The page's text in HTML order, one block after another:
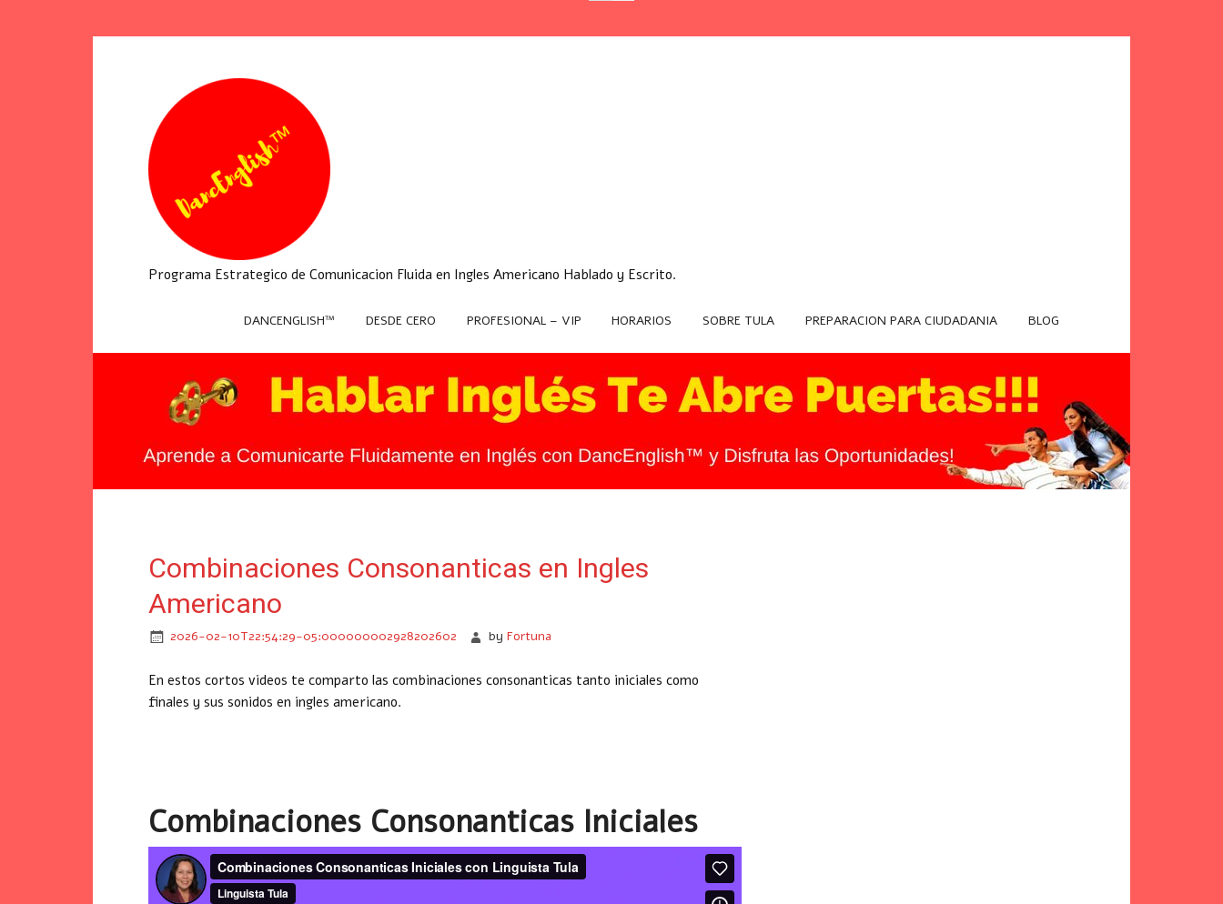
Programa Estrategico de Comunicacion Fluida en Ingles Americano Hablado y Escrito.
DANCENGLISH™ DESDE CERO PROFESIONAL – VIP HORARIOS SOBRE TULA PREPARACION PARA CIUDADANIA BLOG
Combinaciones Consonanticas en Ingles
Americano
2026-02-10T22:54:29-05:000000002928202602 by Fortuna
En estos cortos videos te comparto las combinaciones consonanticas tanto iniciales como
finales y sus sonidos en ingles americano.
Combinaciones Consonanticas Iniciales